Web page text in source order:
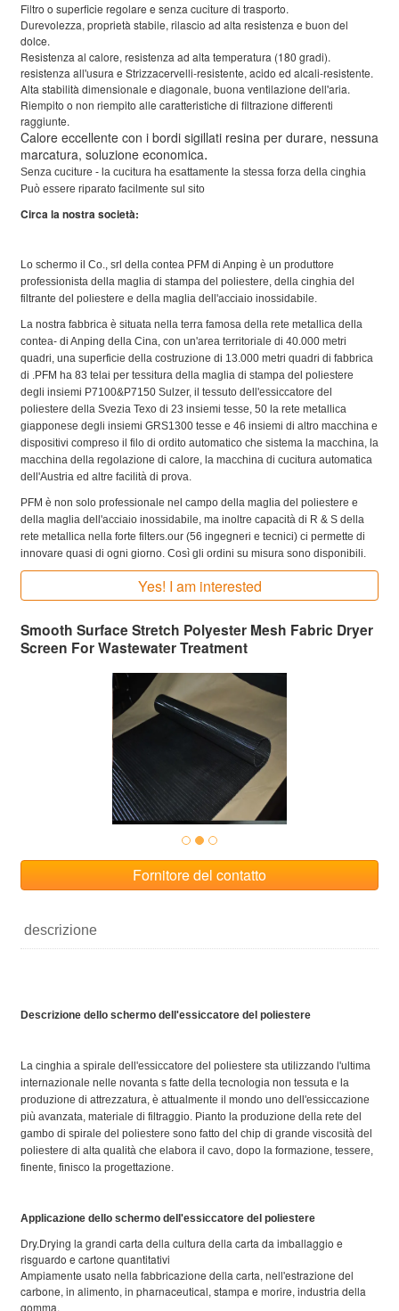
Filtro o superficie regolare e senza cuciture di trasporto.
Durevolezza, proprietà stabile, rilascio ad alta resistenza e buon del
dolce.
Resistenza al calore, resistenza ad alta temperatura (180 gradi).
resistenza all'usura e Strizzacervelli-resistente,acido ed alcali-resistente.
Alta stabilità dimensionale e diagonale, buona ventilazione dell'aria.
Riempito o non riempito alle caratteristiche di filtrazione differenti
raggiunte.
Calore eccellente con i bordi sigillati resina per durare, nessuna
marcatura, soluzione economica.
Senza cuciture - la cucitura ha esattamente la stessa forza della cinghia
Può essere riparato facilmente sul sito
Circa la nostra società:
Lo schermo il Co., srl della contea PFM di Anping è un produttore
professionista della maglia di stampa del poliestere, della cinghia del
filtrante del poliestere e della maglia dell'acciaio inossidabile.
La nostra fabbrica è situata nella terra famosa della rete metallica della
contea- di Anping della Cina, con un'area territoriale di 40.000 metri
quadri, una superficie della costruzione di 13.000 metri quadri di fabbrica
di .PFM ha 83 telai per tessitura della maglia di stampa del poliestere
degli insiemi P7100&P7150 Sulzer, il tessuto dell'essiccatore del
poliestere della Svezia Texo di 23 insiemi tesse, 50 la rete metallica
giapponese degli insiemi GRS1300 tesse e 46 insiemi di altro macchina e
dispositivi compreso il filo di ordito automatico che sistema la macchina, la
macchina della regolazione di calore, la macchina di cucitura automatica
dell'Austria ed altre facilità di prova.
PFM è non solo professionale nel campo della maglia del poliestere e
della maglia dell'acciaio inossidabile, ma inoltre capacità di R & S della
rete metallica nella forte filters.our (56 ingegneri e tecnici) ci permette di
innovare quasi di ogni giorno. Così gli ordini su misura sono disponibili.
Yes! I am interested
Smooth Surface Stretch Polyester Mesh Fabric Dryer
Screen For Wastewater Treatment
Fornitore del contatto
descrizione
Descrizione dello schermo dell'essiccatore del poliestere
La cinghia a spirale dell'essiccatore del poliestere sta utilizzando l'ultima
internazionale nelle novanta s fatte della tecnologia non tessuta e la
produzione di attrezzatura, è attualmente il mondo uno dell'essiccazione
più avanzata, materiale di filtraggio. Pianto la produzione della rete del
gambo di spirale del poliestere sono fatto del chip di grande viscosità del
poliestere di alta qualità che elabora il cavo, dopo la formazione, tessere,
finente, finisco la progettazione.
Applicazione dello schermo dell'essiccatore del poliestere
Dry.Drying la grandi carta della cultura della carta da imballaggio e
risguardo e cartone quantitativi
Ampiamente usato nella fabbricazione della carta, nell'estrazione del
carbone, in alimento, in pharnaceutical, stampa e morire, industria della
gomma.